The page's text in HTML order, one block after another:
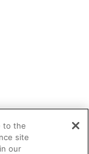
to the
site
our